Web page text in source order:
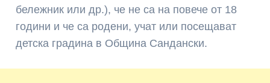
бележник или др.), че не са на повече от 18
години и че са родени, учат или посещават
детска градина в Община Сандански.